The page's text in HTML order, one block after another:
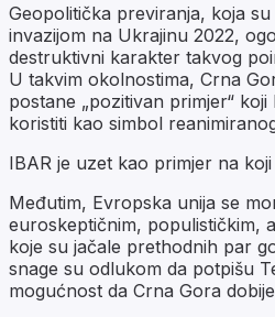
Geopolitička previranja, koja
invazijom na Ukrajinu 2022,
destruktivni karakter takvog
U takvim okolnostima, Crna
postane „pozitivan primjer“
koristiti kao simbol
IBAR je uzet kao primjer na
Međutim, Evropska unija se
euroskeptičnim, populističkim,
koje su jačale prethodnih par
snage su odlukom da potpišu
mogućnost da Crna Gora